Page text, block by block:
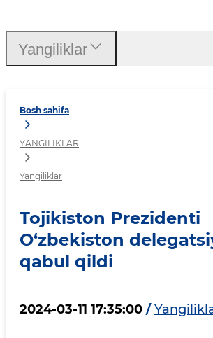
Bosh sahifa
YANGILIKLAR
Yangiliklar
Tojikiston Prezidenti
O‘zbekiston
qabul qildi
2024-03-11 17:35:00 /
Yangiliklar